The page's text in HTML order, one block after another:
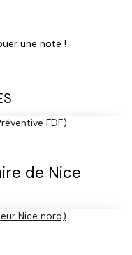
une note !
de Nice